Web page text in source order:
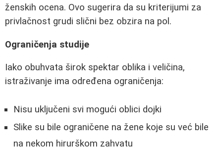
ženskih ocena. Ovo sugerira da su kriterijumi za
privlačnost grudi slični bez obzira na pol.
Ograničenja studije
Iako obuhvata širok spektar oblika i veličina,
istraživanje ima određena ograničenja:
Nisu uključeni svi mogući oblici dojki
Slike su bile ograničene na žene koje su već bile
na nekom hirurškom zahvatu